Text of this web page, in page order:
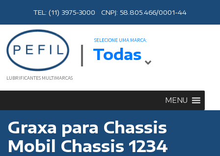
TEL: (11) 3975-3000 CNPJ: 58.805.466/0001-44
LUBRIFICANTES MULTIMARCAS
SELECIONE UMA MARCA:
Todas
MENU
Graxa para Chassis
Mobil Chassis 1234